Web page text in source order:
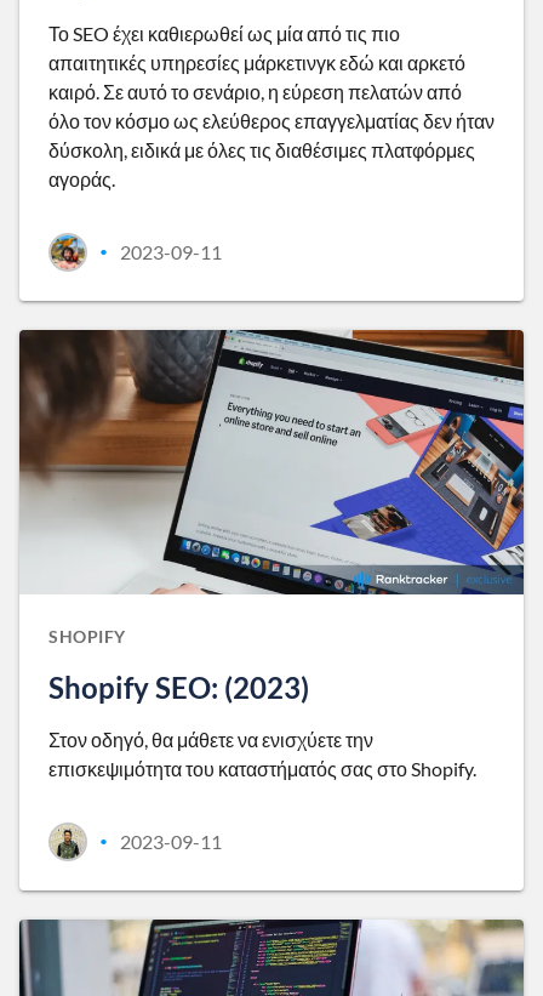
Το SEO έχει καθιερωθεί ως μία από τις πιο
απαιτητικές υπηρεσίες μάρκετινγκ εδώ και αρκετό
καιρό. Σε αυτό το σενάριο, η εύρεση πελατών από
όλο τον κόσμο ως ελεύθερος επαγγελματίας δεν ήταν
δύσκολη, ειδικά με όλες τις διαθέσιμες πλατφόρμες
αγοράς.
• 2023-09-11
SHOPIFY
Shopify SEO: (2023)
Στον οδηγό, θα μάθετε να ενισχύετε την
επισκεψιμότητα του καταστήματός σας στο Shopify.
• 2023-09-11